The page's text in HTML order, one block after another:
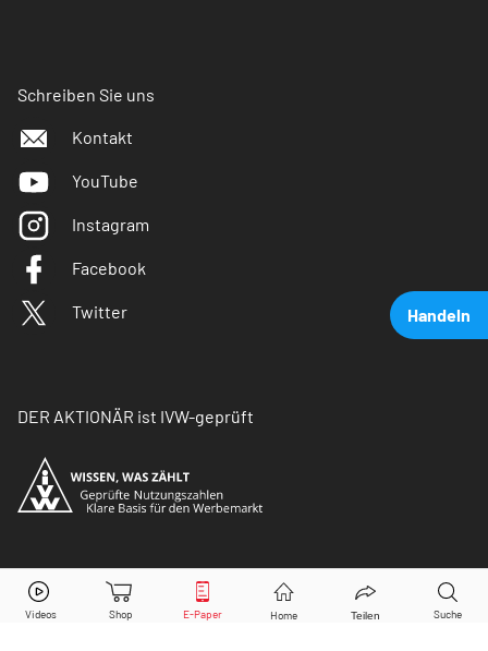
Handeln
Allianz Aktie jetzt handeln?
Schreiben Sie uns
Kontakt
YouTube
Instagram
Facebook
Twitter
DER AKTIONÄR ist IVW-geprüft
© Copyright 2026 Börsenmedien AG. Alle Rechte